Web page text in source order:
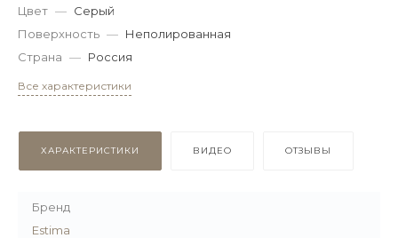
Цвет — Серый
Поверхность — Неполированная
Страна — Россия
Все характеристики
ХАРАКТЕРИСТИКИ ВИДЕО ОТЗЫВЫ
Бренд
Estima